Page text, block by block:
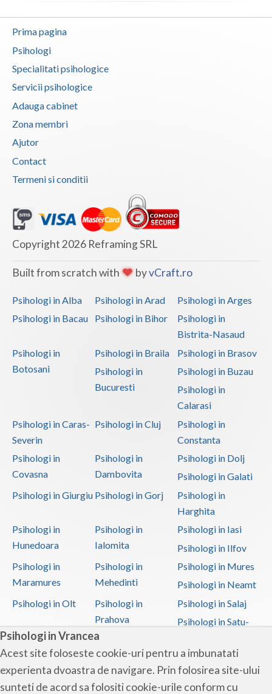
Psihologi in Vrancea
Acest site foloseste cookie-uri pentru a imbunatati
experienta dvoastra de navigare. Prin folosirea site-ului
sunteti de acord sa folositi cookie-urile conform cu
Sibiu
Suceava
Teleorman
Timis
Valcea
Vaslui
Prima pagina
Psihologi
Specialitati psihologice
Servicii psihologice
Adauga cabinet
Zona membri
Ajutor
Contact
Termeni si conditii
Copyright 2026 Reframing SRL
Built from scratch with byvCraft.ro
Psihologi in Alba Psihologi in Arad
Psihologi in Arges
Psihologi in Bacau
Psihologi in Bihor
Psihologi in
Bistrita-Nasaud
Psihologi in
Botosani
Psihologi in Braila
Psihologi in Brasov
Psihologi in
Bucuresti
Psihologi in Buzau
Psihologi in
Calarasi
Psihologi in Caras-
Severin
Psihologi in Cluj
Psihologi in
Constanta
Psihologi in
Covasna
Psihologi in
Dambovita
Psihologi in Dolj
Psihologi in Galati
Psihologi in Giurgiu Psihologi in Gorj
Psihologi in
Harghita
Psihologi in
Hunedoara
Psihologi in
Ialomita
Psihologi in Iasi
Psihologi in Ilfov
Psihologi in
Maramures
Psihologi in
Mehedinti
Psihologi in Mures
Psihologi in Neamt
Psihologi in Olt
Psihologi in
Prahova
Psihologi in Salaj
Psihologi in Satu-
Psihologi in Sibiu
Psihologi in
Suceava
Psihologi in
Teleorman
Psihologi in Timis
Psihologi in Tulcea Psihologi in Valcea